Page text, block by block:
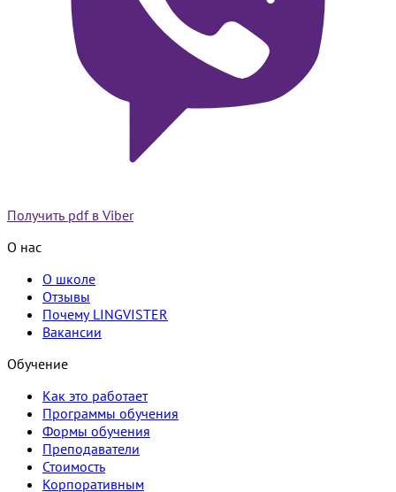
Получить pdf в Viber
О нас
О школе
Отзывы
Почему LINGVISTER
Вакансии
Обучение
Как это работает
Программы обучения
Формы обучения
Преподаватели
Стоимость
Корпоративным